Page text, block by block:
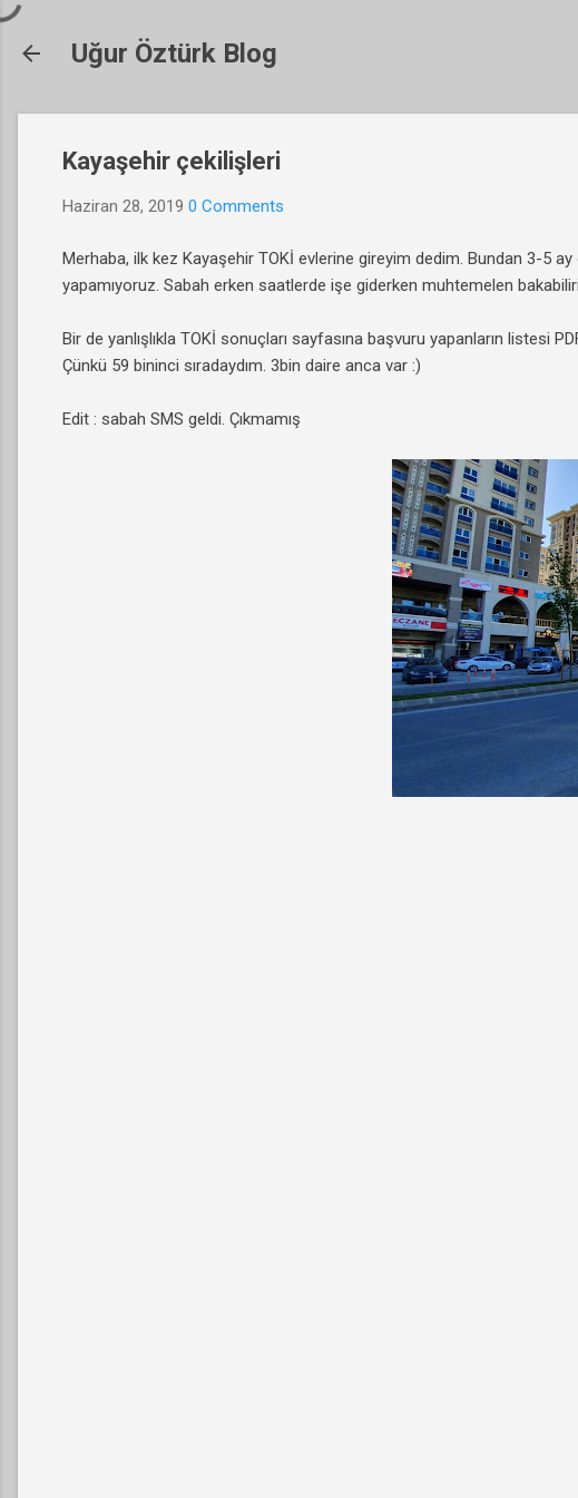
Uğur Öztürk Blog
Kayaşehir çekilişleri
Haziran 28, 2019 0 Comments
Merhaba, ilk kez Kayaşehir TOKİ evlerine gireyim dedim. Bundan 3-5
yapamıyoruz. Sabah erken saatlerde işe giderken muhtemelen
Bir de yanlışlıkla TOKİ sonuçları sayfasına başvuru yapanların listesi
Çünkü 59 bininci sıradaydım. 3bin daire anca var :)
Edit : sabah SMS geldi. Çıkmamış